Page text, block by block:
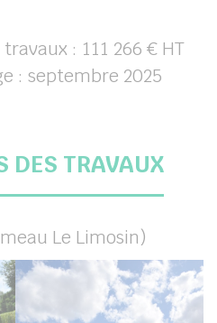
: 111 266 € HT
: septembre 2025
DES TRAVAUX
Le Limosin)